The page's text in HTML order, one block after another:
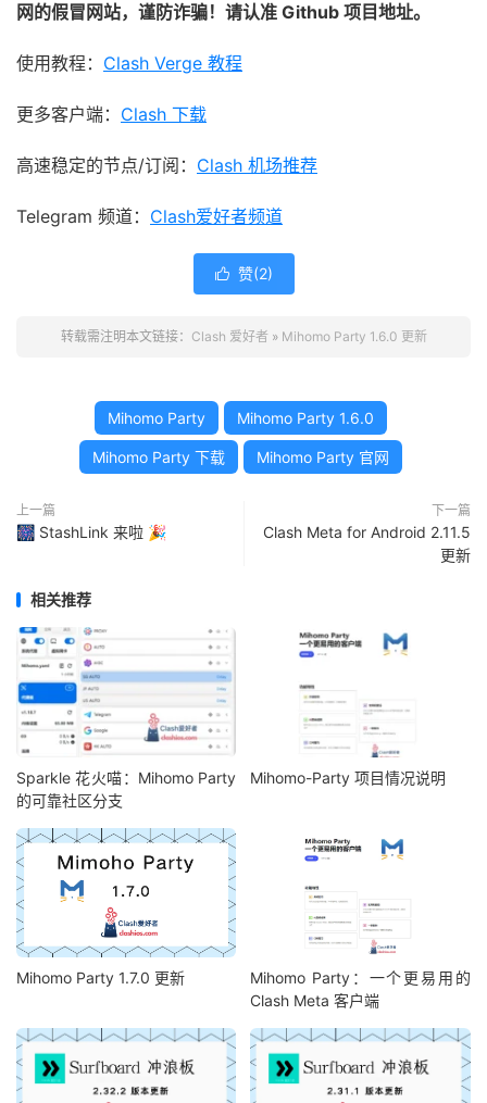
网的假冒网站，谨防诈骗！请认准 Github 项目地址。
使用教程： Clash Verge 教程
更多客户端： Clash 下载
高速稳定的节点/订阅： Clash 机场推荐
Telegram 频道： Clash爱好者频道
 赞(2)
转载需注明本文链接： Clash 爱好者 » Mihomo Party 1.6.0 更新
Mihomo Party Mihomo Party 1.6.0
Mihomo Party 下载 Mihomo Party 官网
上一篇
🎆 StashLink 来啦 🎉
下一篇
Clash Meta for Android 2.11.5
更新
相关推荐
Sparkle 花火喵：Mihomo Party
的可靠社区分支
Mihomo-Party 项目情况说明
Mihomo Party 1.7.0 更新
Mihomo Party：一个更易用的
Clash Meta 客户端